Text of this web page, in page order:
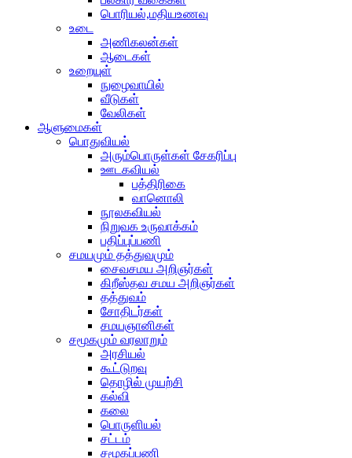
பொரியல்,மதியஉணவு
உடை
அணிகலன்கள்
ஆடைகள்
உறையுள்
நுழைவாயில்
வீடுகள்
வேலிகள்
ஆளுமைகள்
பொதுவியல்
அரும்பொருள்கள் சேகரிப்பு
ஊடகவியல்
பத்திரிகை
வானொலி
நூலகவியல்
நிறுவக உருவாக்கம்
பதிப்புப்பணி
சமயமும் தத்துவமும்
சைவசமய அறிஞர்கள்
கிறீஸ்தவ சமய அறிஞர்கள்
தத்துவம்
சோதிடர்கள்
சமயஞானிகள்
சமூகமும் வரலாறும்
அரசியல்
கூட்டுறவு
தொழில் முயற்சி
கல்வி
கலை
பொருளியல்
சட்டம்
சமூகப்பணி